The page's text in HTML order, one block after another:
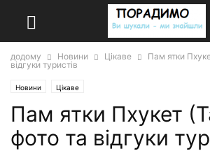
додому Новини Цікаве
Пам ятки
відгуки туристів
Новини Цікаве
Пам ятки Пхукет
фото та відгуки